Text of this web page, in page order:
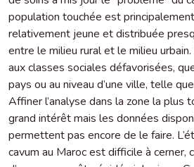
population touchée est
relativement jeune et distribuée
entre le milieu rural et le milieu
aux classes sociales défavorisées,
pays ou au niveau d’une ville, telle
Affiner l’analyse dans la zone la plus
grand intérêt mais les données
permettent pas encore de le faire.
cavum au Maroc est difficile à cerner,